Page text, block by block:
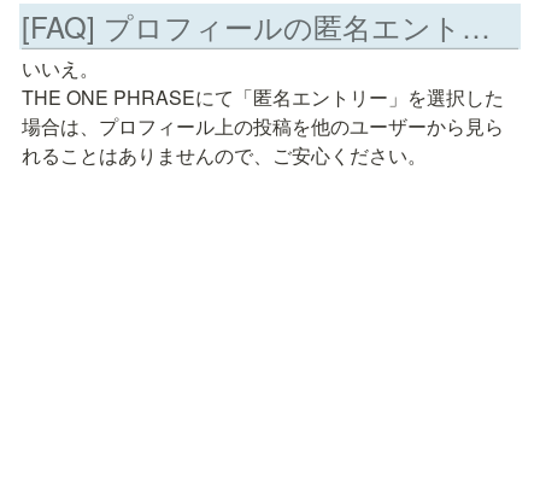
[FAQ] プロフィールの匿名エントリーでの投稿は他の人から見られてしまいますか？(#TheOnePhrase)
いいえ。
THE ONE PHRASEにて「匿名エントリー」を選択した
場合は、プロフィール上の投稿を他のユーザーから見ら
れることはありませんので、ご安心ください。